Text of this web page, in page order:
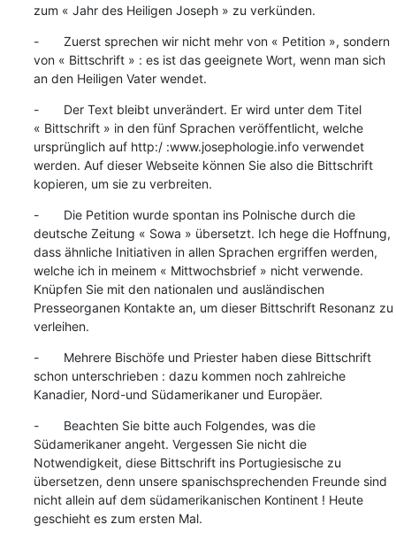
zum « Jahr des Heiligen Joseph » zu verkünden.
-       Zuerst sprechen wir nicht mehr von « Petition », sondern
von « Bittschrift » : es ist das geeignete Wort, wenn man sich
an den Heiligen Vater wendet.
-       Der Text bleibt unverändert. Er wird unter dem Titel
« Bittschrift » in den fünf Sprachen veröffentlicht, welche
ursprünglich auf http:/ :www.josephologie.info verwendet
werden. Auf dieser Webseite können Sie also die Bittschrift
kopieren, um sie zu verbreiten.
-       Die Petition wurde spontan ins Polnische durch die
deutsche Zeitung « Sowa » übersetzt. Ich hege die Hoffnung,
dass ähnliche Initiativen in allen Sprachen ergriffen werden,
welche ich in meinem « Mittwochsbrief » nicht verwende.
Knüpfen Sie mit den nationalen und ausländischen
Presseorganen Kontakte an, um dieser Bittschrift Resonanz zu
verleihen.
-       Mehrere Bischöfe und Priester haben diese Bittschrift
schon unterschrieben : dazu kommen noch zahlreiche
Kanadier, Nord-und Südamerikaner und Europäer.
-       Beachten Sie bitte auch Folgendes, was die
Südamerikaner angeht. Vergessen Sie nicht die
Notwendigkeit, diese Bittschrift ins Portugiesische zu
übersetzen, denn unsere spanischsprechenden Freunde sind
nicht allein auf dem südamerikanischen Kontinent ! Heute
geschieht es zum ersten Mal.